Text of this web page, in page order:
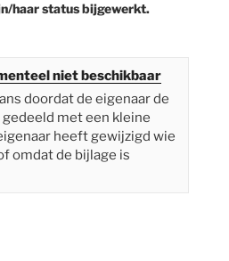
haar status bijgewerkt.
niet beschikbaar
doordat de eigenaar de
met een kleine
heeft gewijzigd wie
omdat de bijlage is